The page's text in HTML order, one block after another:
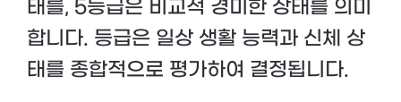
태를, 5등급은 비교적 경미한 상태를 의미
합니다. 등급은 일상 생활 능력과 신체 상
태를 종합적으로 평가하여 결정됩니다.